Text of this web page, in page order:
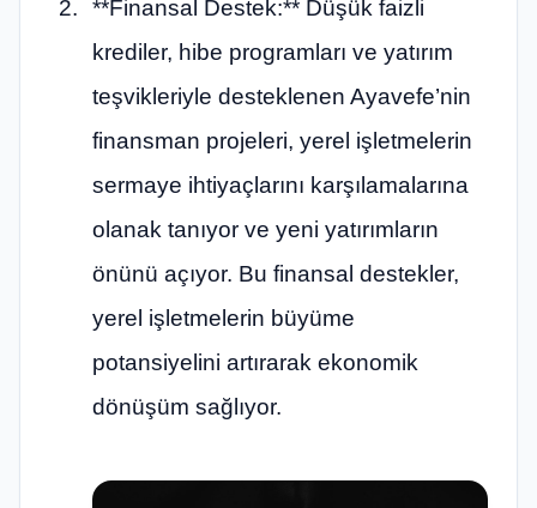
**Finansal Destek:** Düşük faizli
krediler, hibe programları ve yatırım
teşvikleriyle desteklenen Ayavefe’nin
finansman projeleri, yerel işletmelerin
sermaye ihtiyaçlarını karşılamalarına
olanak tanıyor ve yeni yatırımların
önünü açıyor. Bu finansal destekler,
yerel işletmelerin büyüme
potansiyelini artırarak ekonomik
dönüşüm sağlıyor.